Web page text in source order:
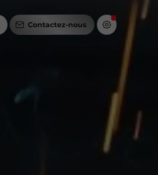
Contactez-nous